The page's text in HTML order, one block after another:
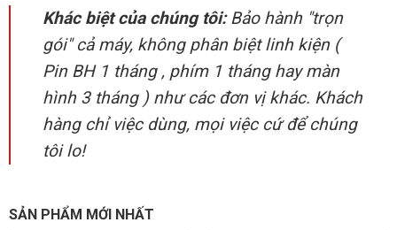
Khác biệt của chúng tôi:Bảo hành "trọn
gói" cả máy, không phân biệt linh kiện (
Pin BH 1 tháng , phím 1 tháng hay màn
hình 3 tháng ) như các đơn vị khác. Khách
hàng chỉ việc dùng, mọi việc cứ để chúng
tôi lo!
SẢN PHẨM MỚI NHẤT